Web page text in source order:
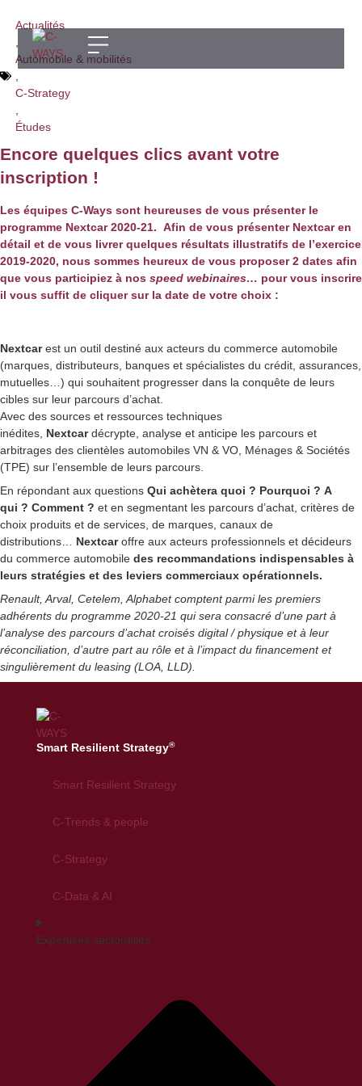
Actualités
Automobile & mobilités
C-Strategy
Études
Encore quelques clics avant votre
inscription !
Les équipes C-Ways sont heureuses de vous présenter le
programme Nextcar 2020-21. Afin de vous présenter Nextcaren
détail et de vous livrer quelques résultats illustratifs de l’exercice
2019-2020, nous sommes heureux de vous proposer 2 dates afin
que vous participiez à nos speed webinaires… pour vous inscrire
il vous suffit de cliquer sur la date de votre choix :
Nextcarest un outil destiné aux acteurs du commerce automobile
(marques, distributeurs, banques et spécialistes du crédit, assurances,
mutuelles…) qui souhaitent progresser dans la conquête de leurs
cibles sur leur parcours d’achat.
Avec des sources et ressources techniques
inédites, Nextcardécrypte, analyse et anticipe les parcours et
arbitrages des clientèles automobiles VN & VO, Ménages & Sociétés
(TPE) sur l’ensemble de leurs parcours.
En répondant aux questions Qui achètera quoi ? Pourquoi ? A
qui ? Comment ? et en segmentant les parcours d’achat, critères de
choix produits et de services, de marques, canaux de
distributions… Nextcaroffre aux acteurs professionnels et décideurs
du commerce automobile des recommandations indispensables à
leurs stratégies et des leviers commerciaux opérationnels.
Renault, Arval, Cetelem, Alphabet comptent parmi les premiers
adhérents du programme 2020-21 qui sera consacré d’une part à
l’analyse des parcours d’achat croisés digital / physique et à leur
réconciliation, d’autre part au rôle et à l’impact du financement et
singulièrement du leasing (LOA, LLD).
Smart Resilient Strategy®
Smart Resilient Strategy
C-Trends & people
C-Strategy
C-Data & AI
Expertises sectorielles